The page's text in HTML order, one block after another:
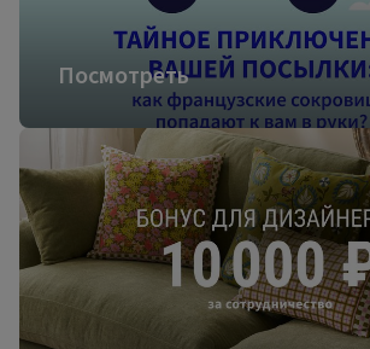
Посмотреть
Зарегистрируйтесь
как
дизайнер